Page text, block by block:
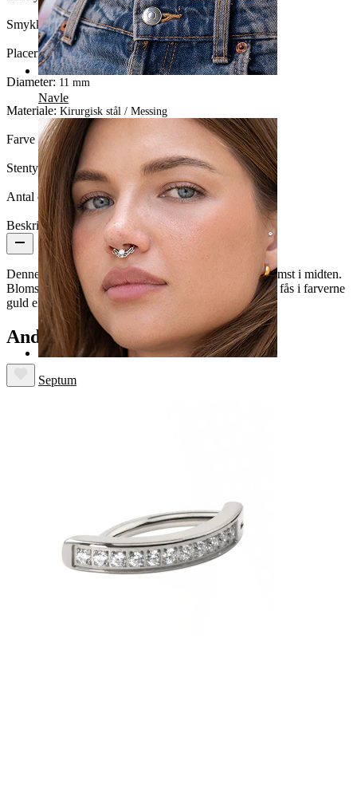
Navle
Septum
Smykketype:Clicker
Placering:Navle
Diameter: 11 mm
Materiale: Kirurgisk stål / Messing
Farve på sten: Klar
Stentype: Kubisk zirkonia
Antal enheder:1
Beskrivelse
Denne stilfulde clicker-navlering har en funklende blomst i midten.
Blomsten består af 9 sten af kubisk zirkonia. Smykket fås i farverne
guld eller sølv.
Andre har også købt